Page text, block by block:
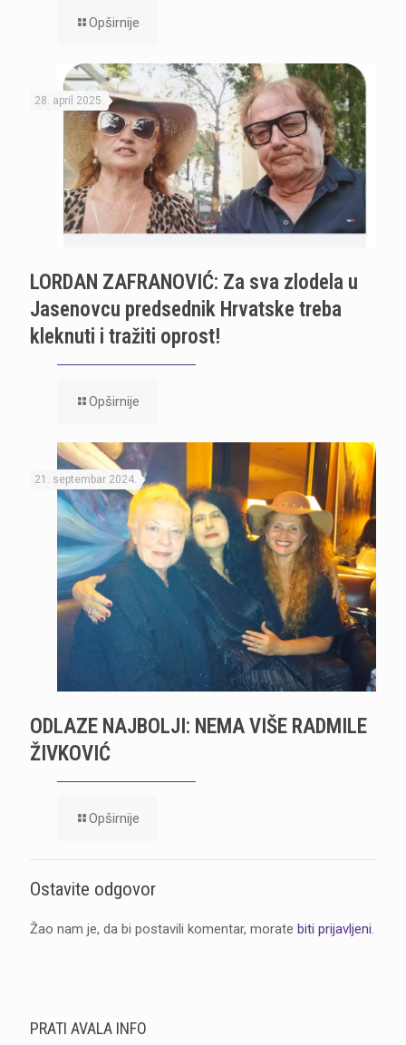
Opširnije
28. april 2025.
LORDAN ZAFRANOVIĆ: Za sva zlodela u
Jasenovcu predsednik Hrvatske treba
kleknuti i tražiti oprost!
Opširnije
21. septembar 2024.
ODLAZE NAJBOLJI: NEMA VIŠE RADMILE
ŽIVKOVIĆ
Opširnije
Ostavite odgovor
Žao nam je, da bi postavili komentar, morate biti prijavljeni.
PRATI AVALA INFO